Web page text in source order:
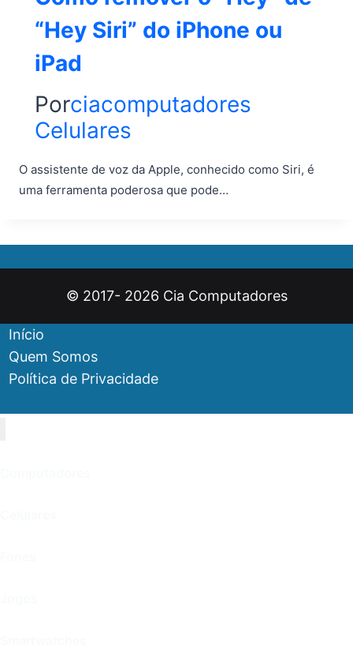
“Hey Siri” do iPhone ou
iPad
Porciacomputadores
Celulares
O assistente de voz da Apple, conhecido como Siri, é
uma ferramenta poderosa que pode…
© 2017- 2026 Cia Computadores
Início
Quem Somos
Política de Privacidade